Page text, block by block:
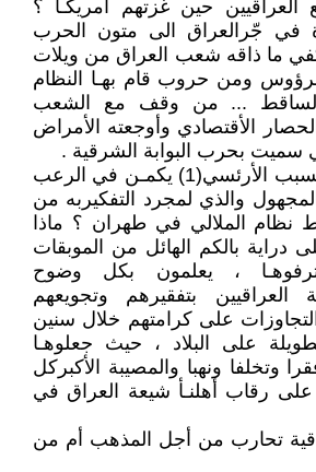
العراقيين حين غزتهم أمريكـا ؟
في جّرالعراق الى متون الحرب
ما ذاقه شعب العراق من ويلات
ومن حروب قام بهـا النظام
الساقط ... من وقف مع الشعب
الأقتصادي وأوجعته الأمراض
سميت بحرب البوابة الشرقية .
بالمختصر أقول أن السبب الأرئسي(1) يكمـن في الرعب
والذي لمجرد التفكيربه من
نظام الملالي في طهران ؟ ماذا
بالكم الهائل من الموبقات
، يعلمون بكل وضوح
العراقيين بتفقيرهم وتجويعهم
على كرامتهم خلال سنين
على البلاد ، حيث جعلوهـا
وتخلفا ونهبا والمصيبة الأكبركل
رقاب أهلنـأ شيعة العراق في
تحارب من أجل المذهب أم من